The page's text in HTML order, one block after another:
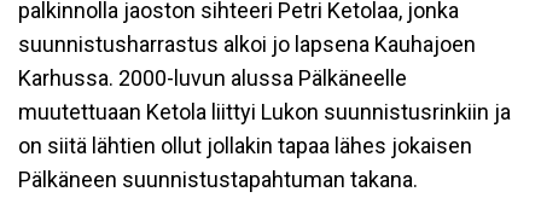
palkinnolla jaoston sihteeri Petri Ketolaa, jonka
suunnistusharrastus alkoi jo lapsena Kauhajoen
Karhussa. 2000-luvun alussa Pälkäneelle
muutettuaan Ketola liittyi Lukon suunnistusrinkiin ja
on siitä lähtien ollut jollakin tapaa lähes jokaisen
Pälkäneen suunnistustapahtuman takana.